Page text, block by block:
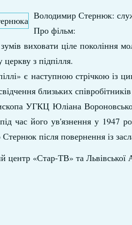
Володимир Стернюк:
Про фільм:
виховати ціле покоління
з підпілля.
є наступною стрічкою із
близьких
УГКЦ Юліана
час його ув'язнення у 1947
після повернення із
центр «Стар-ТВ» та Львівської